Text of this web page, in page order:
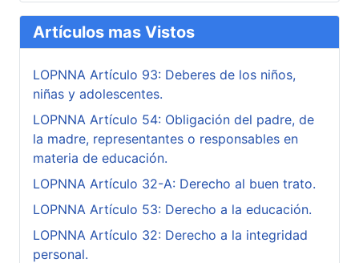
Artículos mas Vistos
LOPNNA Artículo 93: Deberes de los niños,
niñas y adolescentes.
LOPNNA Artículo 54: Obligación del padre, de
la madre, representantes o responsables en
materia de educación.
LOPNNA Artículo 32-A: Derecho al buen trato.
LOPNNA Artículo 53: Derecho a la educación.
LOPNNA Artículo 32: Derecho a la integridad
personal.